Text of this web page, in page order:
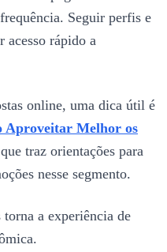
Seguir perfis e
acesso rápido a
online, uma dica útil é
Aproveitar Melhor os
traz orientações para
nesse segmento.
torna a experiência de